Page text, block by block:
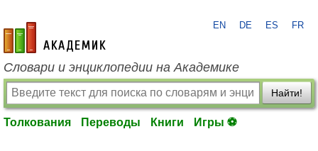
academic.ru
EN DE ES FR
Словари и энциклопедии на Академике
Найти!
Толкования Переводы Книги Игры ⚽